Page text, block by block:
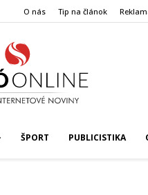
O nás Tip na článok
ŠPORT PUBLICISTIKA